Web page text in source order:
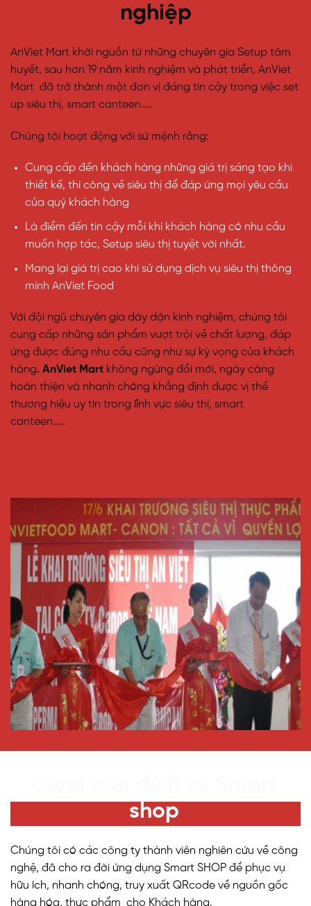
nghiệp
AnViet Mart khởi nguồn từ những chuyên gia Setup tâm
huyết, sau hơn 19 năm kinh nghiệm và phát triển, AnViet
Mart đã trở thành một đơn vị đáng tin cậy trong việc set
up siêu thị, smart canteen…..
Chúng tôi hoạt động với sứ mệnh rằng:
Cung cấp đến khách hàng những giá trị sáng tạo khi
thiết kế, thi công về siêu thị để đáp ứng mọi yêu cầu
của quý khách hàng
Là điểm đến tin cậy mỗi khi khách hàng có nhu cầu
muốn hợp tác, Setup siêu thị tuyệt vời nhất.
Mang lại giá trị cao khi sử dụng dịch vụ siêu thị thông
minh AnViet Food
Với đội ngũ chuyên gia dày dặn kinh nghiệm, chúng tôi
cung cấp những sản phẩm vượt trội về chất lượng, đáp
ứng được đúng nhu cầu cũng như sự kỳ vọng của khách
hàng. AnViet Mart không ngừng đổi mới, ngày càng
hoàn thiện và nhanh chóng khẳng định được vị thế
thương hiệu uy tín trong lĩnh vực siêu thị, smart
canteen…..
shop
Chúng tôi có các công ty thành viên nghiên cứu về công
nghệ, đã cho ra đời ứng dụng Smart SHOP để phục vụ
hữu ích, nhanh chóng, truy xuất QRcode về nguồn gốc
hàng hóa, thực phẩm cho Khách hàng.